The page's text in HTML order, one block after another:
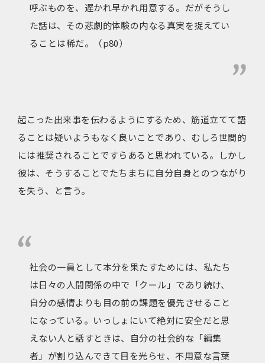
呼ぶものを、遅かれ早かれ用意する。だがそうし
た話は、その悲劇的体験の内なる真実を捉えてい
ることは稀だ。（p80）
起こった出来事を伝わるようにするため、筋道立てて語
ることは疑いようもなく良いことであり、むしろ世間的
には推奨されることですらあると思われている。しかし
彼は、そうすることでたちまちに自分自身とのつながり
を失う、と言う。
社会の一員として本分を果たすためには、私たち
は日々の人間関係の中で「クール」であり続け、
自分の感情よりも目の前の課題を優先させること
になっている。いっしょにいて絶対に安全だと思
えない人と話すときは、自分の社会的な「編集
者」が割り込んできて目を光らせ、不用意な言葉